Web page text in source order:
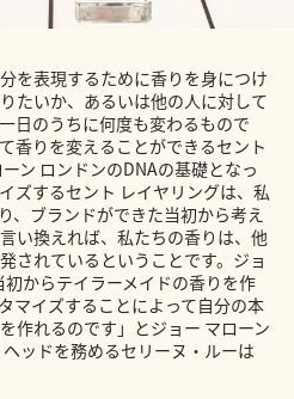
を表現するために香りを身につけ
たいか、あるいは他の人に対して
日のうちに何度も変わるもので
香りを変えることができるセント
ン ロンドンのDNAの基礎となっ
ズするセント レイヤリングは、私
、ブランドができた当初から考え
い換えれば、私たちの香りは、他
されているということです。ジョ
からテイラーメイドの香りを作
マイズすることによって自分の本
作れるのです」とジョー マローン
ッドを務めるセリーヌ・ルーは